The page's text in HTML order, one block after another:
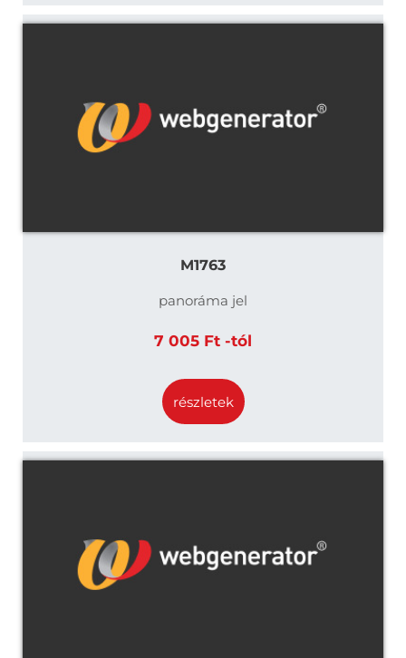
M1763
panoráma jel
7 005 Ft -tól
részletek